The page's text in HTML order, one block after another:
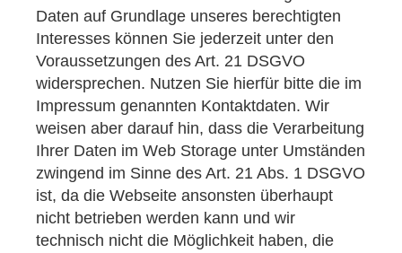
Daten auf Grundlage unseres berechtigten
Interesses können Sie jederzeit unter den
Voraussetzungen des Art. 21 DSGVO
widersprechen. Nutzen Sie hierfür bitte die im
Impressum genannten Kontaktdaten. Wir
weisen aber darauf hin, dass die Verarbeitung
Ihrer Daten im Web Storage unter Umständen
zwingend im Sinne des Art. 21 Abs. 1 DSGVO
ist, da die Webseite ansonsten überhaupt
nicht betrieben werden kann und wir
technisch nicht die Möglichkeit haben, die